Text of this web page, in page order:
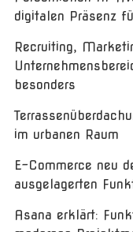
digitalen Präsenz
Recruiting,
besonders
im urbanen Raum
E-Commerce neu
ausgelagerten
Asana erklärt: